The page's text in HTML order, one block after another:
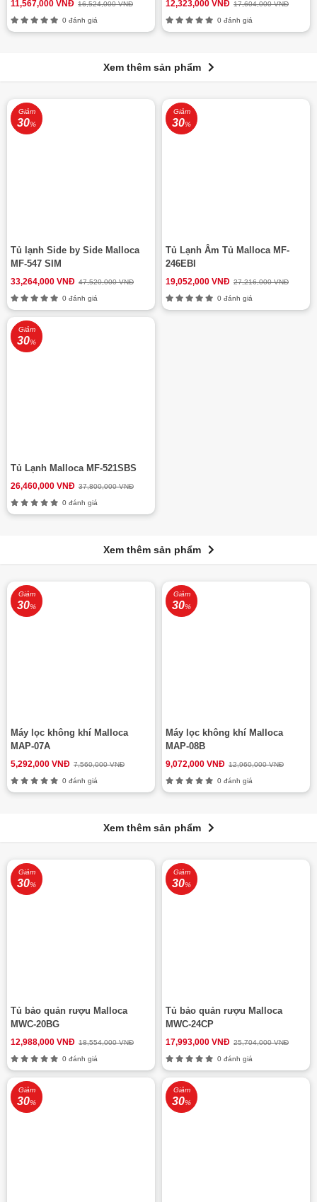
11,567,000 VNĐ 16,524,000 VNĐ
0 đánh giá
12,323,000 VNĐ 17,604,000 VNĐ
0 đánh giá
Xem thêm sản phẩm
Giảm
30%
Tủ lạnh Side by Side Malloca
MF-547 SIM
33,264,000 VNĐ 47,520,000 VNĐ
0 đánh giá
Giảm
30%
Tủ Lạnh Âm Tủ Malloca MF-
246EBI
19,052,000 VNĐ 27,216,000 VNĐ
0 đánh giá
Giảm
30%
Tủ Lạnh Malloca MF-521SBS
26,460,000 VNĐ 37,800,000 VNĐ
0 đánh giá
Xem thêm sản phẩm
Giảm
30%
Máy lọc không khí Malloca
MAP-07A
5,292,000 VNĐ 7,560,000 VNĐ
0 đánh giá
Giảm
30%
Máy lọc không khí Malloca
MAP-08B
9,072,000 VNĐ 12,960,000 VNĐ
0 đánh giá
Xem thêm sản phẩm
Giảm
30%
Tủ bảo quản rượu Malloca
MWC-20BG
12,988,000 VNĐ 18,554,000 VNĐ
0 đánh giá
Giảm
30%
Tủ bảo quản rượu Malloca
MWC-24CP
17,993,000 VNĐ 25,704,000 VNĐ
0 đánh giá
Giảm
30%
Giảm
30%